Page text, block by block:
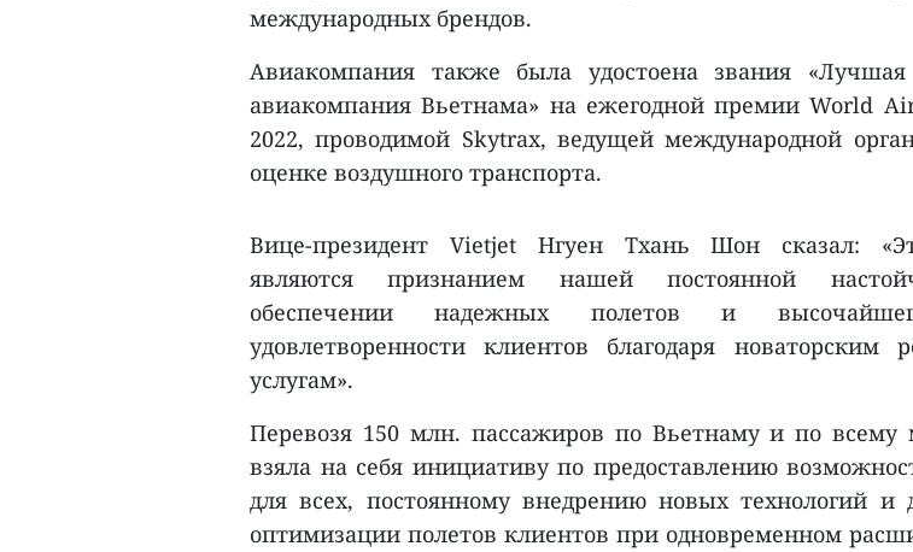
международных брендов.
Авиакомпания также была удостоена звания
авиакомпания Вьетнама» на ежегодной премии World
2022, проводимой Skytrax, ведущей международной
оценке воздушного транспорта.
Вице-президент Vietjet Нгуен Тхань Шон сказал:
являются признанием нашей постоянной
обеспечении надежных полетов и
удовлетворенности клиентов благодаря новаторским
услугам».
Перевозя 150 млн. пассажиров по Вьетнаму и по всему
взяла на себя инициативу по предоставлению
для всех, постоянному внедрению новых технологий и
оптимизации полетов клиентов при одновременном